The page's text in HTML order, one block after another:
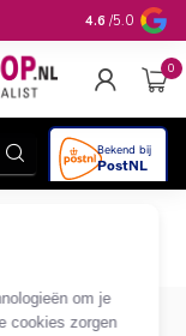
om je
cookies zorgen
4.6 /5.0
0